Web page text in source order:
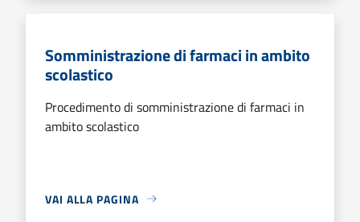
Somministrazione di farmaci in ambito
scolastico
Procedimento di somministrazione di farmaci in
ambito scolastico
VAI ALLA PAGINA